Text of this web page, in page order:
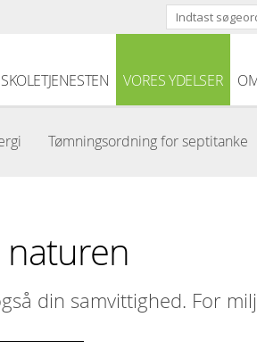
SKOLETJENESTEN VORES YDELSER
Tømningsordning for septitanke
naturen
din samvittighed. For